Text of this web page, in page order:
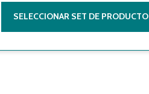
SELECCIONAR SET DE PRODUCTO